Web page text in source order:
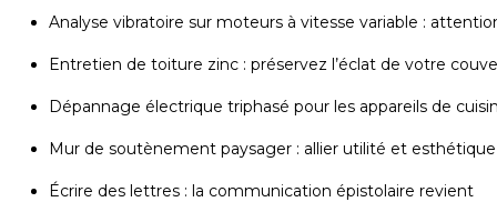
Analyse vibratoire sur moteurs à vitesse variable :
Entretien de toiture zinc : préservez l’éclat de votre
Dépannage électrique triphasé pour les appareils de
Mur de soutènement paysager : allier utilité et esthétique
Écrire des lettres : la communication épistolaire revient